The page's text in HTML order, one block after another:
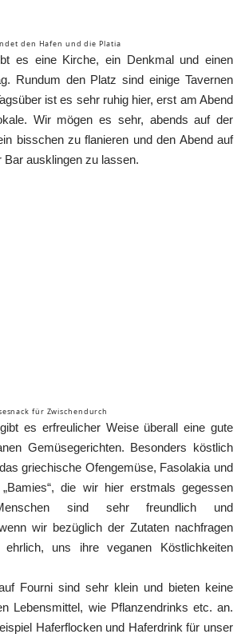
den Hafen und die Platia
es eine Kirche, ein Denkmal und einen
Rundum den Platz sind einige Tavernen
ist es sehr ruhig hier, erst am Abend
Wir mögen es sehr, abends auf der
bisschen zu flanieren und den Abend auf
Bar ausklingen zu lassen.
für Zwischendurch
es erfreulicher Weise überall eine gute
Gemüsegerichten. Besonders köstlich
griechische Ofengemüse, Fasolakia und
die wir hier erstmals gegessen
sind sehr freundlich und
wir bezüglich der Zutaten nachfragen
uns ihre veganen Köstlichkeiten
Fourni sind sehr klein und bieten keine
Lebensmittel, wie Pflanzendrinks etc. an.
Haferflocken und Haferdrink für unser